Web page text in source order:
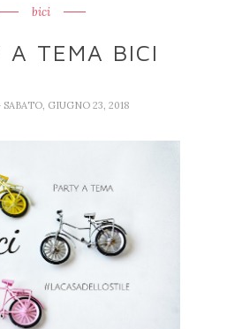
bici
A TEMA BICI
SABATO, GIUGNO 23, 2018